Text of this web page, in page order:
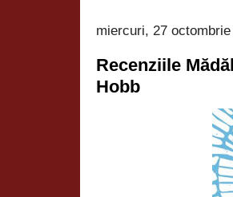
miercuri, 27
Recenziile
Hobb